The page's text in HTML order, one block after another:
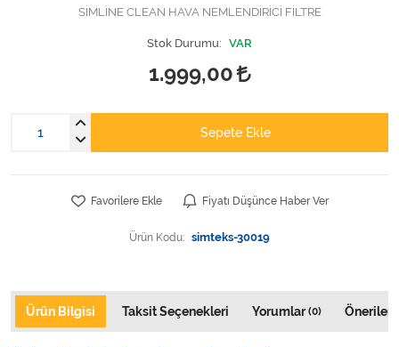
Tüm Kategorileri Gör
SİMLİNE CLEAN HAVA NEMLENDİRİCİ FİLTRE
Stok Durumu: VAR
1.999,00
Sepete Ekle
Favorilere Ekle Fiyatı Düşünce Haber Ver
Ürün Kodu: simteks-30019
Ürün Bilgisi Taksit Seçenekleri Yorumlar(0)